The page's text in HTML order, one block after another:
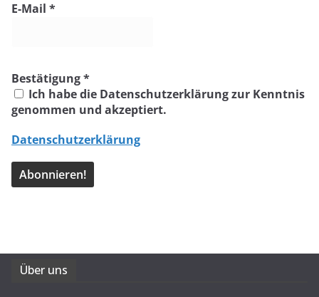
E-Mail *
Bestätigung*
Ich habe die Datenschutzerklärung zur Kenntnis
genommen und akzeptiert.
Datenschutzerklärung
Über uns